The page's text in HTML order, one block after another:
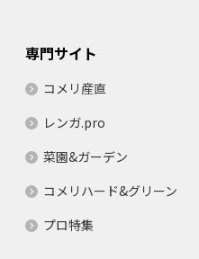
専門サイト
コメリ産直
レンガ.pro
菜園&ガーデン
コメリハード&グリーン
プロ特集